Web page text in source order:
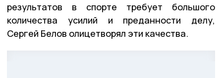
результатов в спорте требует большого
количества усилий и преданности делу,
Сергей Белов олицетворял эти качества.